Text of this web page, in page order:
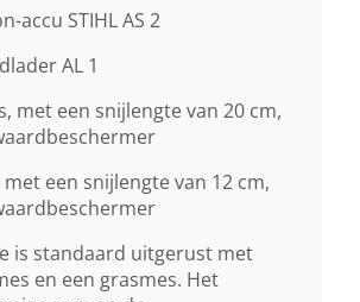
accu STIHL AS 2
AL 1
met een snijlengte van 20 cm,
met een snijlengte van 12 cm,
is standaard uitgerust met
en een grasmes. Het
Niveau Lwa